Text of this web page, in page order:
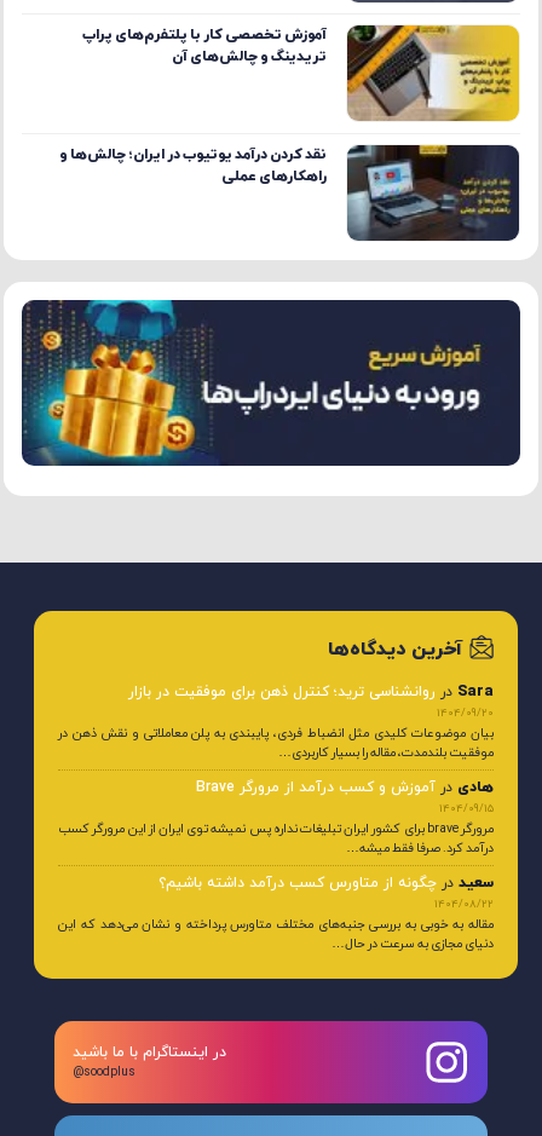
آموزش تخصصی کار با پلتفرم‌های پراپ
تریدینگ و چالش‌های آن
نقد کردن درآمد یوتیوب در ایران؛ چالش‌ها و
راهکارهای عملی
آخرین دیدگاه‌ها
Sara در روانشناسی ترید؛ کنترل ذهن برای موفقیت در بازار
1404/09/20
بیان موضوعات کلیدی مثل انضباط فردی، پایبندی به پلن معاملاتی و نقش ذهن در
موفقیت بلندمدت، مقاله را بسیار کاربردی…
هادی در آموزش و کسب درآمد از مرورگر Brave
1404/09/15
مرورگر brave برای کشور ایران تبلیغات نداره پس نمیشه توی ایران از این مرورگر کسب
درآمد کرد. صرفا فقط میشه…
سعید در چگونه از متاورس کسب درآمد داشته باشیم؟
1404/08/22
مقاله به خوبی به بررسی جنبه‌های مختلف متاورس پرداخته و نشان می‌دهد که این
دنیای مجازی به سرعت در حال…
در اینستاگرام با ما باشید
@soodplus